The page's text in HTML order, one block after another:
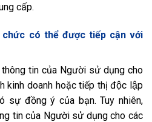
cấp.
có thể được tiếp cận với
tin của Người sử dụng cho
kinh doanh hoặc tiếp thị độc lập
sự đồng ý của bạn. Tuy nhiên,
tin của Người sử dụng cho các